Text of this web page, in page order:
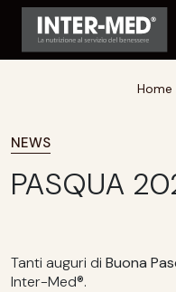
Home
NEWS
PASQUA
Tanti auguri di Buona
Inter-Med®.